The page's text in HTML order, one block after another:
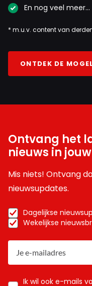
En nog veel meer…
* m.u.v. content van
ONTDEK DE
Ontvang het
nieuws in
Mis niets! Ontvang
nieuwsupdates.
Dagelijkse
Wekelijkse
Ik wil ook e-mails